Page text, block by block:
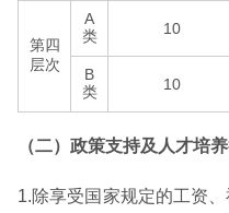
第四
层次
A
类
10
B
类
10
（二）政策支持及人才培
1.除享受国家规定的工资